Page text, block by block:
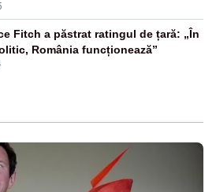
Fitch a păstrat ratingul de țară: „În
România funcționează”